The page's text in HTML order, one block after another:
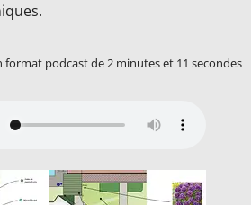
format podcast de 2 minutes et 11 secondes